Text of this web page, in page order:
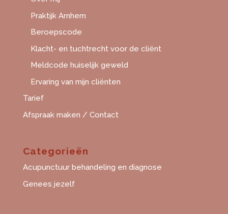
Praktijk Arnhem
Beroepscode
Klacht- en tuchtrecht voor de cliënt
Meldcode huiselijk geweld
Ervaring van mijn cliënten
Tarief
Afspraak maken / Contact
Categorieën
Acupunctuur behandeling en diagnose
Genees jezelf